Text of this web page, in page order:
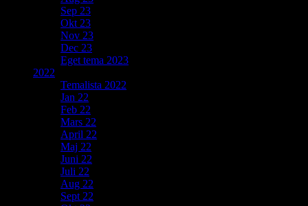
Sep 23
Okt 23
Nov 23
Dec 23
Eget tema 2023
2022
Temalista 2022
Jan 22
Feb 22
Mars 22
April 22
Maj 22
Juni 22
Juli 22
Aug 22
Sept 22